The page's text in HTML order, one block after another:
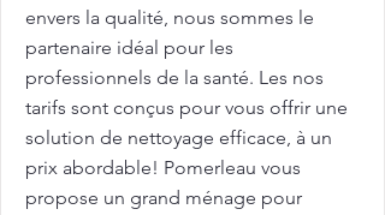
envers la qualité, nous sommes le
partenaire idéal pour les
professionnels de la santé. Les nos
tarifs sont conçus pour vous offrir une
solution de nettoyage efficace, à un
prix abordable! Pomerleau vous
propose un grand ménage pour